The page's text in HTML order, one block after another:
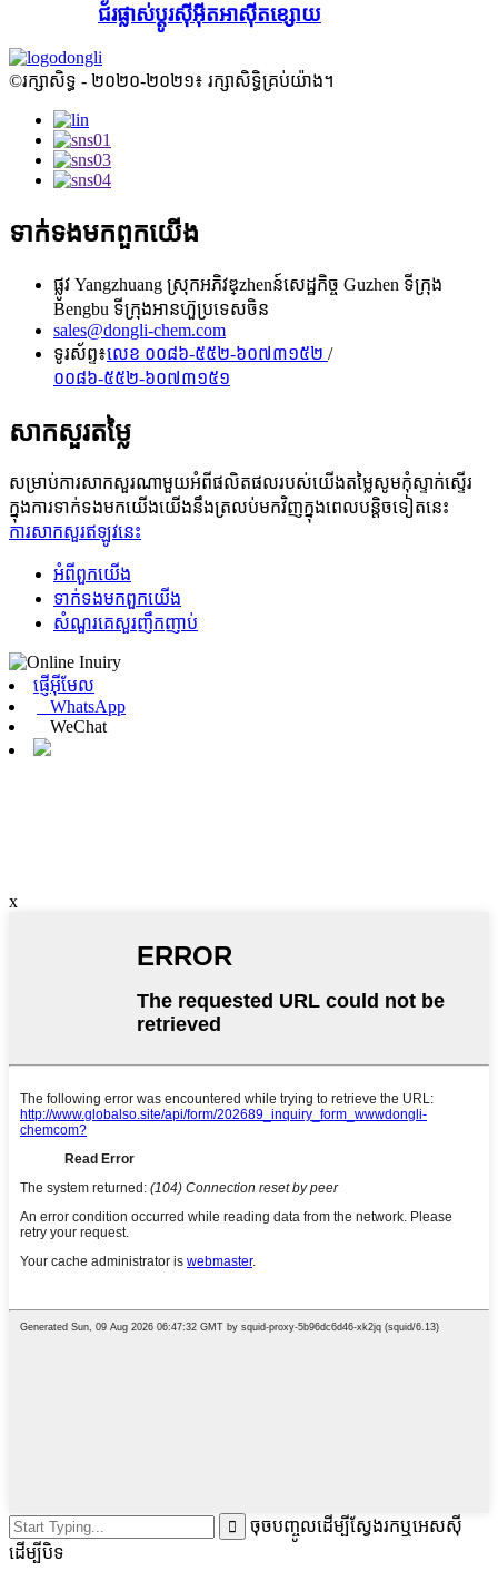
ជ័រផ្លាស់ប្តូរស៊ីអ៊ីតអាស៊ីតខ្សោយ
©រក្សាសិទ្ធ - ២០២០-២០២១៖ រក្សាសិទ្ធិគ្រប់យ៉ាង។
ទាក់ទង​មក​ពួក​យើង
ផ្លូវ Yangzhuang ស្រុកអភិវឌ្zhenន៍សេដ្ឋកិច្ច Guzhen ទីក្រុង
Bengbu ទីក្រុងអានហ៊ួប្រទេសចិន
sales@dongli-chem.com
ទូរស័ព្ទ៖លេខ ០០៨៦-៥៥២-៦០៧៣១៥២ /
០០៨៦-៥៥២-៦០៧៣១៥១
សាកសួរតម្លៃ
សម្រាប់ការសាកសួរណាមួយអំពីផលិតផលរបស់យើងតម្លៃសូមកុំស្ទាក់ស្ទើរ
ក្នុងការទាក់ទងមកយើងយើងនឹងត្រលប់មកវិញក្នុងពេលបន្តិចទៀតនេះ
ការសាកសួរឥឡូវនេះ
អំពី​ពួក​យើង
ទាក់ទង​មក​ពួក​យើង
សំណួរគេសួរញឹកញាប់
ផ្ញើអ៊ីមែល
WhatsApp
WeChat
x
ចុចបញ្ចូលដើម្បីស្វែងរកឬអេសស៊ី
ដើម្បីបិទ